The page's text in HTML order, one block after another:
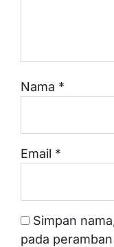
Nama *
Email *
Simpan
pada